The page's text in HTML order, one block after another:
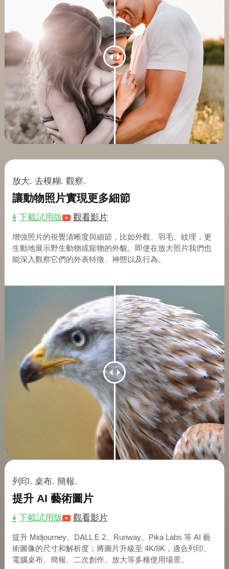
放大. 去模糊. 觀察.
讓動物照片實現更多細節
下載試用版 觀看影片
增強照片的視覺清晰度與細節，比如外觀、羽毛、紋理，更
生動地展示野生動物或寵物的外貌。即使在放大照片我們也
能深入觀察它們的外表特徵、神態以及行為。
列印. 桌布. 簡報.
提升 AI 藝術圖片
下載試用版 觀看影片
提升 Midjourney、DALL E 2、Runway、Pika Labs 等 AI 藝
術圖像的尺寸和解析度；將圖片升級至 4K/8K，適合列印、
電腦桌布、簡報、二次創作、放大等多種使用場景。